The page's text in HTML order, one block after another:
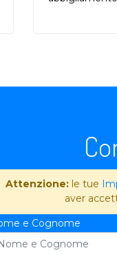
Attenzione:le tue
aver
e Cognome